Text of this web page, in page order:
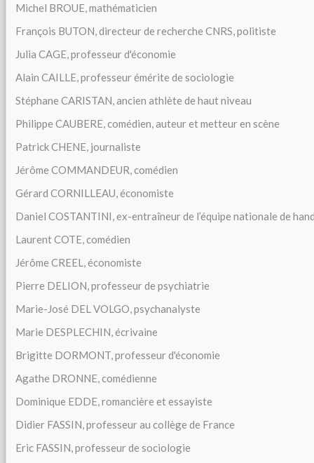
Michel BROUE, mathématicien
François BUTON, directeur de recherche CNRS, politiste
Julia CAGE, professeur d'économie
Alain CAILLE, professeur émérite de sociologie
Stéphane CARISTAN, ancien athlète de haut niveau
Philippe CAUBERE, comédien, auteur et metteur en scène
Patrick CHENE, journaliste
Jérôme COMMANDEUR, comédien
Gérard CORNILLEAU, économiste
Daniel COSTANTINI, ex-entraîneur de l’équipe nationale de
Laurent COTE, comédien
Jérôme CREEL, économiste
Pierre DELION, professeur de psychiatrie
Marie-José DEL VOLGO, psychanalyste
Marie DESPLECHIN, écrivaine
Brigitte DORMONT, professeur d'économie
Agathe DRONNE, comédienne
Dominique EDDE, romancière et essayiste
Didier FASSIN, professeur au collège de France
Eric FASSIN, professeur de sociologie